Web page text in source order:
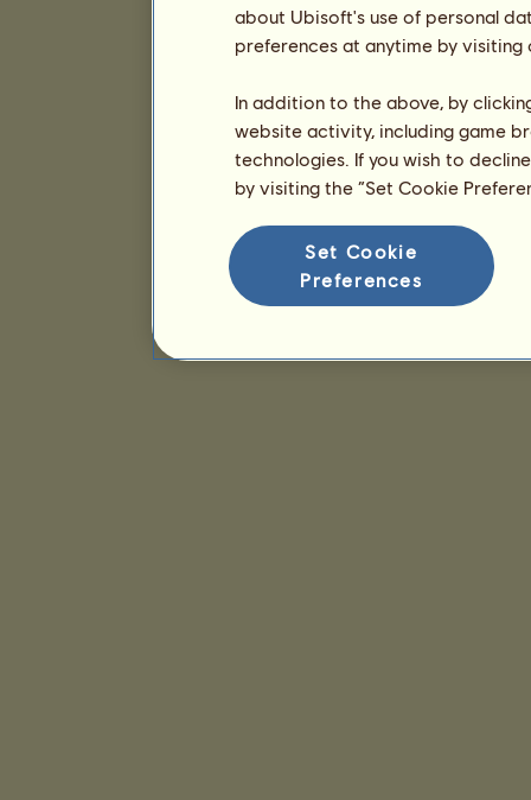
about Ubisoft's use of personal
preferences at anytime by
In addition to the above, by
website activity, including game
technologies. If you wish to
by visiting the “Set Cookie
Set Cookie
Preferences